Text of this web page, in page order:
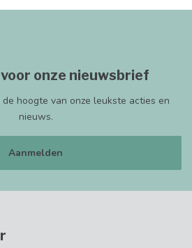
onze nieuwsbrief
hoogte van onze leukste acties en
nieuws.
Aanmelden